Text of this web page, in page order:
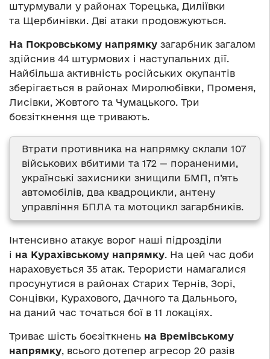
штурмували у районах Торецька, Диліївки
та Щербинівки. Дві атаки продовжуються.
На Покровському напрямку загарбник загалом
здійснив 44 штурмових і наступальних дії.
Найбільша активність російських окупантів
зберігається в районах Миролюбівки, Променя,
Лисівки, Жовтого та Чумацького. Три
боєзіткнення ще тривають.
Втрати противника на напрямку склали 107
військових вбитими та 172 — пораненими,
українські захисники знищили БМП, п’ять
автомобілів, два квадроцикли, антену
управління БПЛА та мотоцикл загарбників.
Інтенсивно атакує ворог наші підрозділи
і на Курахівському напрямку. На цей час доби
нараховується 35 атак. Терористи намагалися
просунутися в районах Старих Тернів, Зорі,
Сонцівки, Курахового, Дачного та Дальнього,
на даний час точаться бої в 11 локаціях.
Триває шість боєзіткнень на Времівському
напрямку, всього дотепер агресор 20 разів